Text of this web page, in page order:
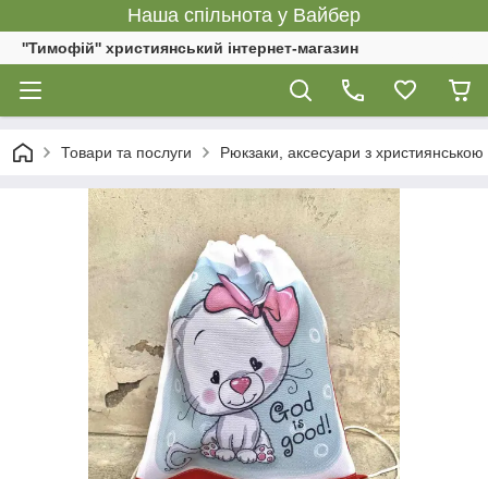
Наша спільнота у Вайбер
''Тимофій'' християнський інтернет-магазин
Товари та послуги Рюкзаки, аксесуари з